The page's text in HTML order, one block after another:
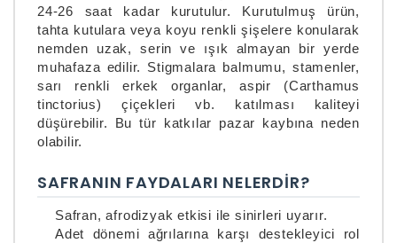
24-26 saat kadar kurutulur. Kurutulmuş ürün,
tahta kutulara veya koyu renkli şişelere konularak
nemden uzak, serin ve ışık almayan bir yerde
muhafaza edilir. Stigmalara balmumu, stamenler,
sarı renkli erkek organlar, aspir (Carthamus
tinctorius) çiçekleri vb. katılması kaliteyi
düşürebilir. Bu tür katkılar pazar kaybına neden
olabilir.
SAFRANIN FAYDALARI NELERDIR?
Safran, afrodizyak etkisi ile sinirleri uyarır.
Adet dönemi ağrılarına karşı destekleyici rol